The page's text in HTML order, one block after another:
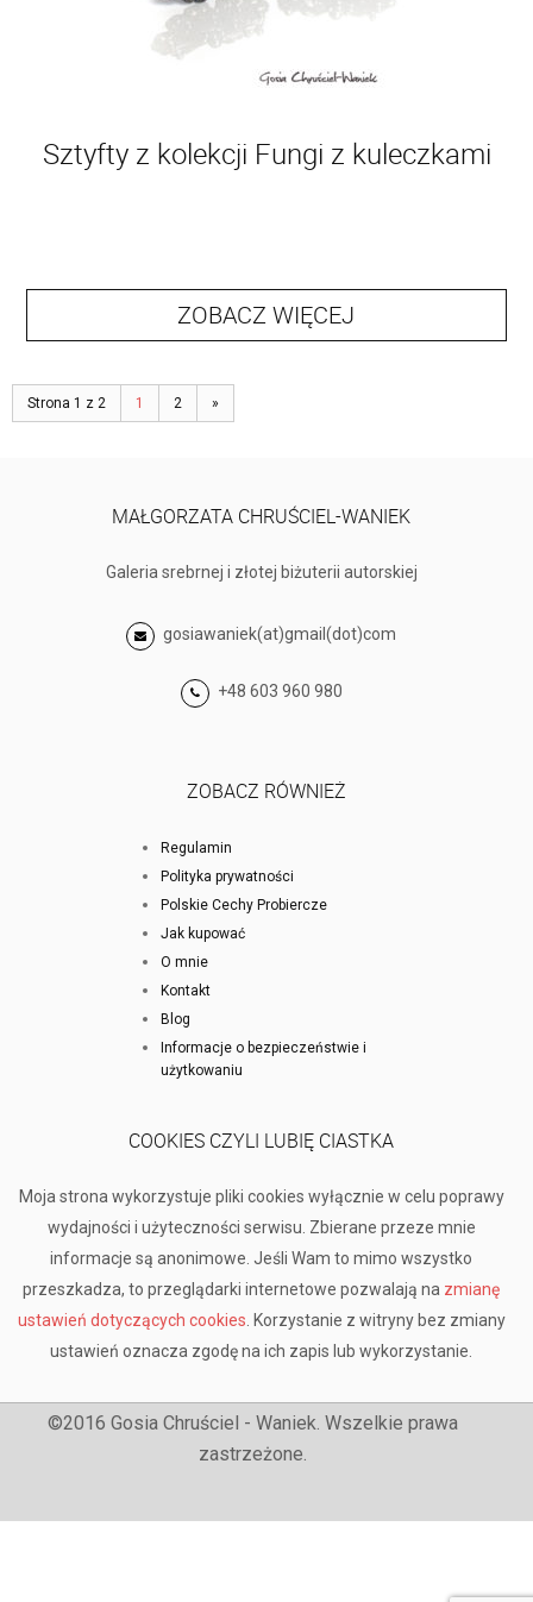
Sztyfty z kolekcji Fungi z kuleczkami
ZOBACZ WIĘCEJ
Strona 1 z 2 1 2 »
MAŁGORZATA CHRUŚCIEL-WANIEK
Galeria srebrnej i złotej biżuterii autorskiej
gosiawaniek(at)gmail(dot)com
+48 603 960 980
ZOBACZ RÓWNIEŻ
Regulamin
Polityka prywatności
Polskie Cechy Probiercze
Jak kupować
O mnie
Kontakt
Blog
Informacje o bezpieczeństwie i
użytkowaniu
COOKIES CZYLI LUBIĘ CIASTKA
Moja strona wykorzystuje pliki cookies wyłącznie w celu poprawy
wydajności i użyteczności serwisu. Zbierane przeze mnie
informacje są anonimowe. Jeśli Wam to mimo wszystko
przeszkadza, to przeglądarki internetowe pozwalają na zmianę
ustawień dotyczących cookies . Korzystanie z witryny bez zmiany
ustawień oznacza zgodę na ich zapis lub wykorzystanie.
©2016 Gosia Chruściel - Waniek. Wszelkie prawa
zastrzeżone.